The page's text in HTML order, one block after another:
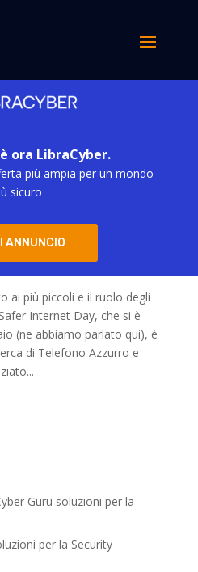
ora LibraCyber.
più ampia per un mondo
sicuro
ANNUNCIO
dagli sconosciuti
24, 2023
ai più piccoli e il ruolo degli
Internet Day, che si è
(ne abbiamo parlato qui), è
di Telefono Azzurro e
Guru soluzioni per la
per la Security